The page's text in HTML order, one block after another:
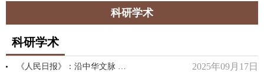
科研学术
科研学术
《人民日报》：沿中华文脉 寻书法新境 2025年09月17日